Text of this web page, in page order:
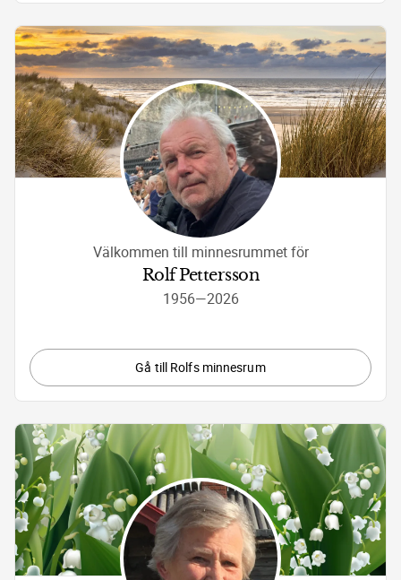
Välkommen till minnesrummet för
Rolf Pettersson
1956—2026
Gå till Rolfs minnesrum